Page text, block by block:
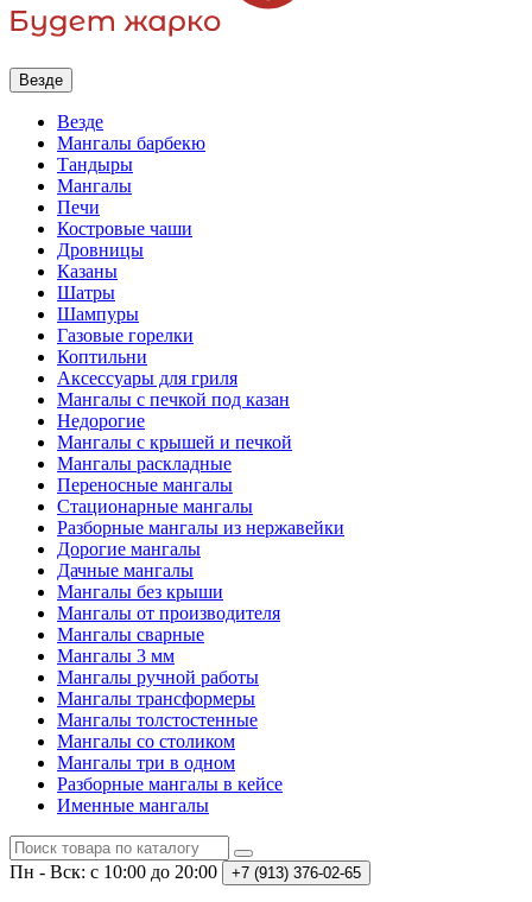
Везде
Везде
Мангалы барбекю
Тандыры
Мангалы
Печи
Костровые чаши
Дровницы
Казаны
Шатры
Шампуры
Газовые горелки
Коптильни
Аксессуары для гриля
Мангалы с печкой под казан
Недорогие
Мангалы с крышей и печкой
Мангалы раскладные
Переносные мангалы
Стационарные мангалы
Разборные мангалы из нержавейки
Дорогие мангалы
Дачные мангалы
Мангалы без крыши
Мангалы от производителя
Мангалы сварные
Мангалы 3 мм
Мангалы ручной работы
Мангалы трансформеры
Мангалы толстостенные
Мангалы со столиком
Мангалы три в одном
Разборные мангалы в кейсе
Именные мангалы
Пн - Вск: с 10:00 до 20:00 +7 (913) 376-02-65